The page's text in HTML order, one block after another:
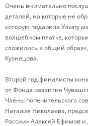
Очень внимательно
деталей, на которые не
которую подарила Улыпу
волшебном платке,
сложились в общий
Кузнецова.
Второй год финалисты
от Фонда развития
Члены попечительского
Наталия Николаева,
России» Алексей Ефимов